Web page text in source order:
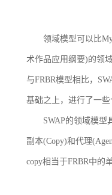
领域模型可以比
术作品应用纲要)的领
与FRBR模型相比，
基础之上，进行了一
SWAP的领域模型
副本(Copy)和代理
copy相当于FRBR中的